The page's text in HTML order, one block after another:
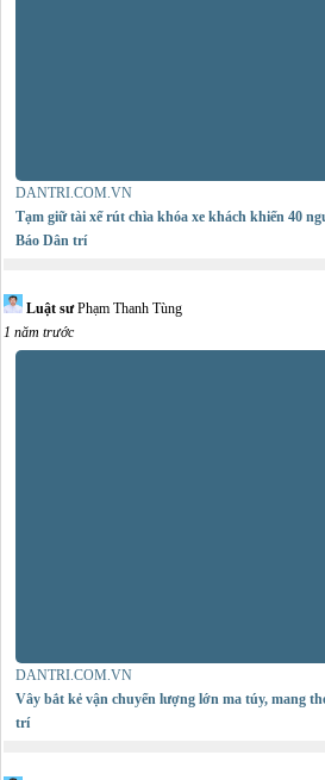
DANTRI.COM.VN
Tạm giữ tài xế rút chìa khóa xe khách khiến 40
Báo Dân trí
Luật sưPhạm Thanh Tùng
1 năm trước
DANTRI.COM.VN
Vây bắt kẻ vận chuyển lượng lớn ma túy, mang
trí